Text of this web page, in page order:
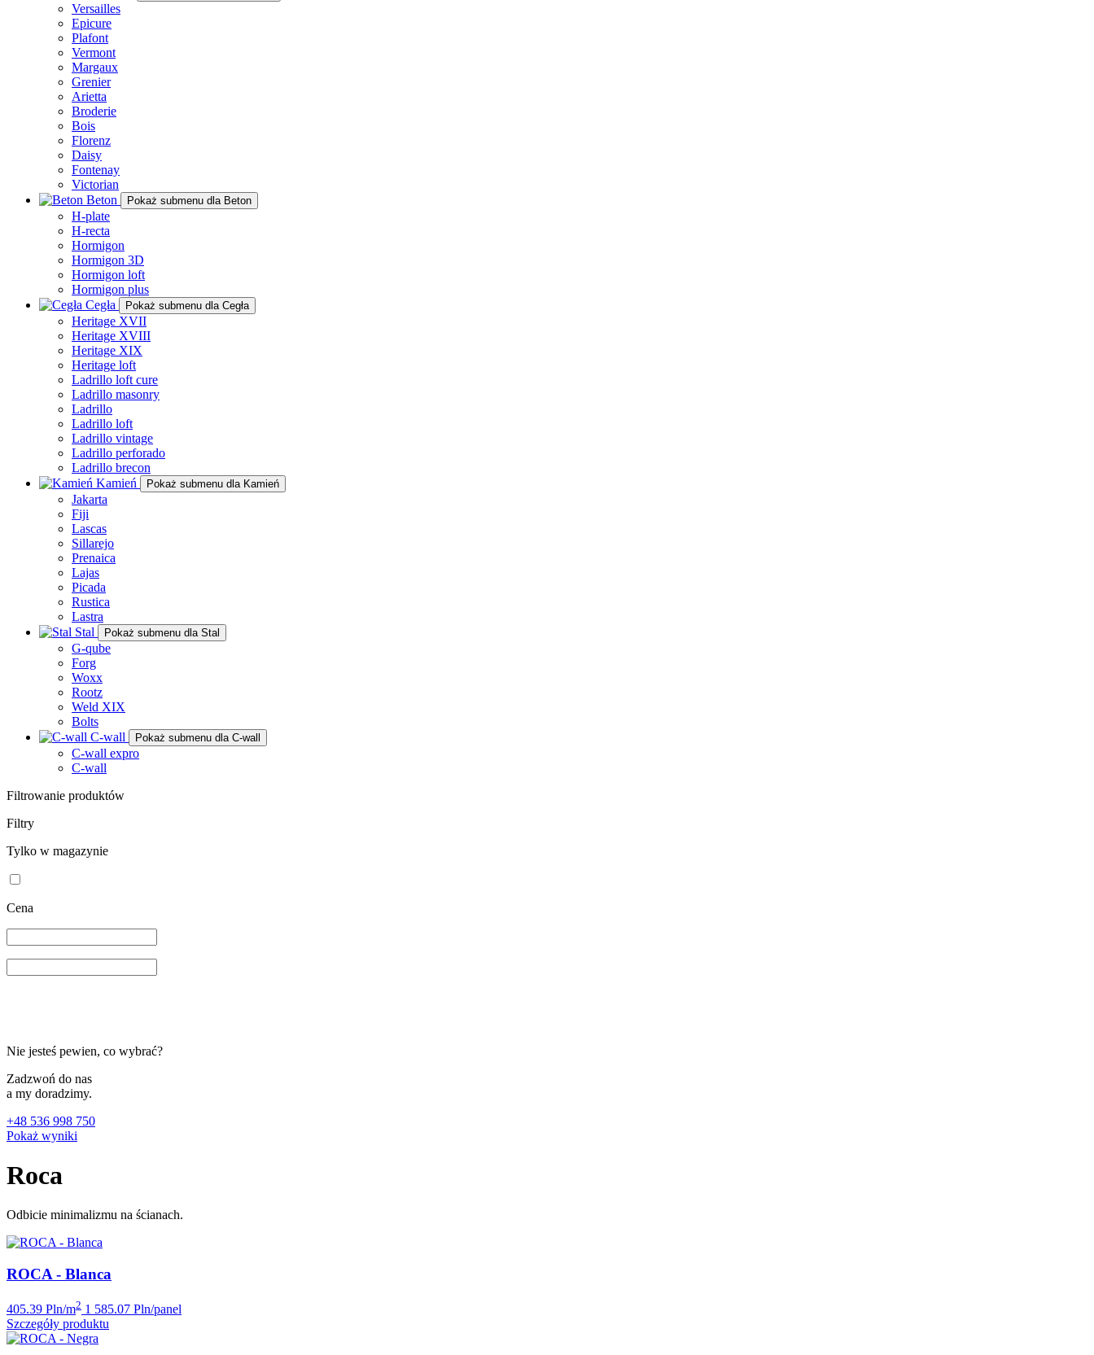
Versailles
Epicure
Plafont
Vermont
Margaux
Grenier
Arietta
Broderie
Bois
Florenz
Daisy
Fontenay
Victorian
Beton
Pokaż submenu dla Beton
H-plate
H-recta
Hormigon
Hormigon 3D
Hormigon loft
Hormigon plus
Cegła
Pokaż submenu dla Cegła
Heritage XVII
Heritage XVIII
Heritage XIX
Heritage loft
Ladrillo loft cure
Ladrillo masonry
Ladrillo
Ladrillo loft
Ladrillo vintage
Ladrillo perforado
Ladrillo brecon
Kamień
Pokaż submenu dla Kamień
Jakarta
Fiji
Lascas
Sillarejo
Prenaica
Lajas
Picada
Rustica
Lastra
Stal
Pokaż submenu dla Stal
G-qube
Forg
Woxx
Rootz
Weld XIX
Bolts
C-wall
Pokaż submenu dla C-wall
C-wall expro
C-wall
Filtrowanie produktów
Filtry
Tylko w magazynie
Cena
Nie jesteś pewien, co wybrać?
Zadzwoń do nas
a my doradzimy.
+48 536 998 750
Pokaż wyniki
Roca
Odbicie minimalizmu na ścianach.
ROCA - Blanca
405.39 Pln/m2 1 585.07 Pln/panel
Szczegóły produktu